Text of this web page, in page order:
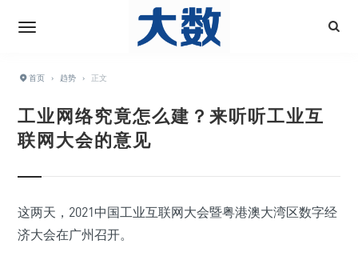
首页 › 趋势 › 正文
工业网络究竟怎么建？来听听工业互
联网大会的意见
这两天，2021中国工业互联网大会暨粤港澳大湾区数字经
济大会在广州召开。